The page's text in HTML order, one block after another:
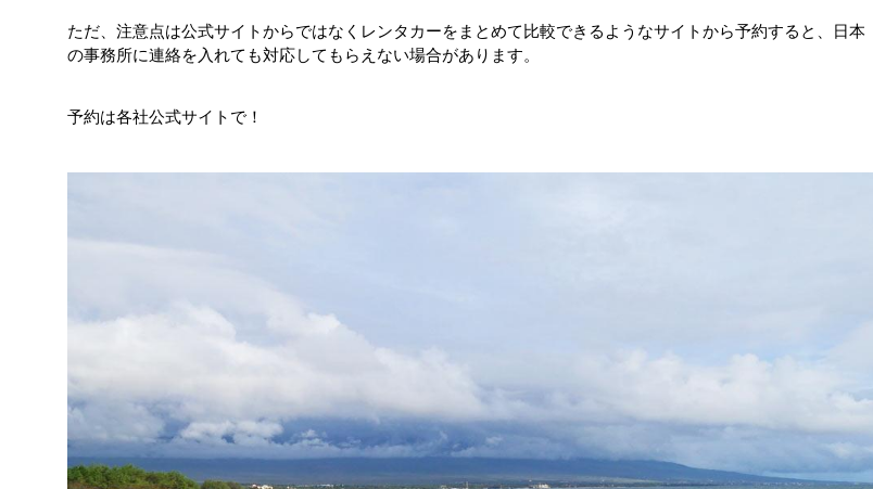
ただ、注意点は公式サイトからではなくレンタカーをまとめて比較できるようなサイトから予約すると、日本
の事務所に連絡を入れても対応してもらえない場合があります。
予約は各社公式サイトで！